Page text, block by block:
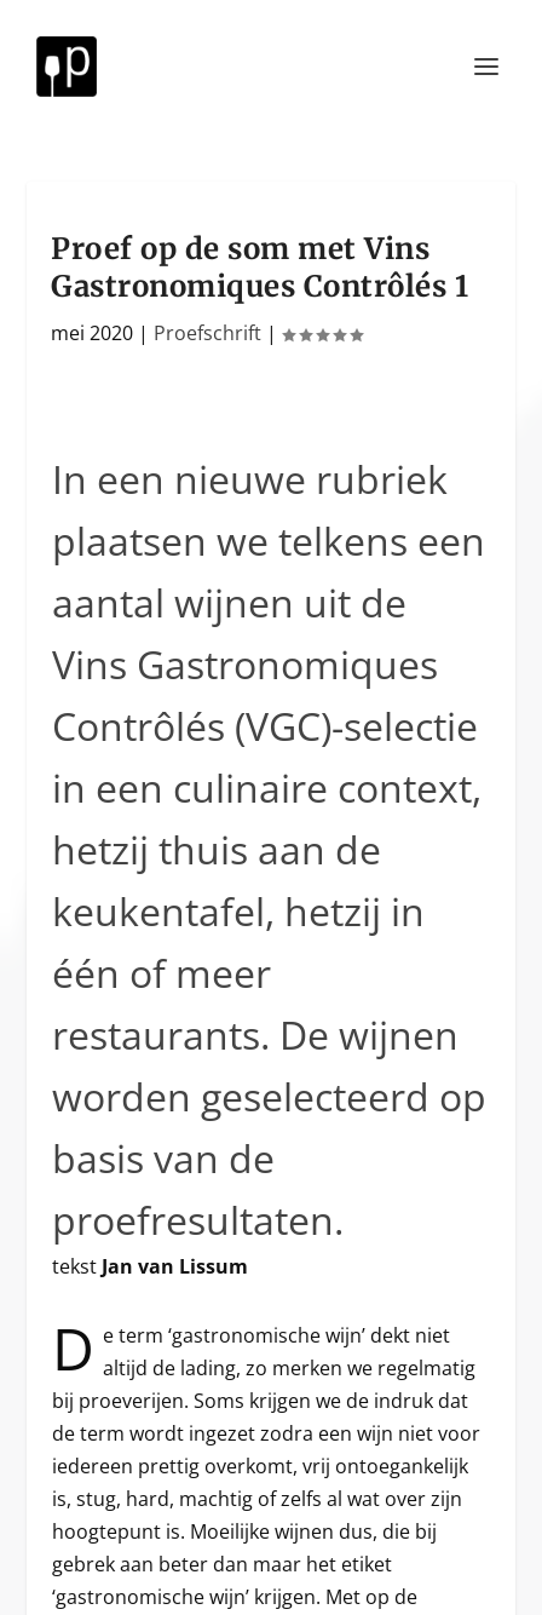
Proef op de som met Vins
Gastronomiques Contrôlés 1
mei 2020 | Proefschrift |
In een nieuwe rubriek
plaatsen we telkens een
aantal wijnen uit de
Vins Gastronomiques
Contrôlés (VGC)-selectie
in een culinaire context,
hetzij thuis aan de
keukentafel, hetzij in
één of meer
restaurants. De wijnen
worden geselecteerd op
basis van de
proefresultaten.
tekst Jan van Lissum
D e term ‘gastronomische wijn’ dekt niet
altijd de lading, zo merken we regelmatig
bij proeverijen. Soms krijgen we de indruk dat
de term wordt ingezet zodra een wijn niet voor
iedereen prettig overkomt, vrij ontoegankelijk
is, stug, hard, machtig of zelfs al wat over zijn
hoogtepunt is. Moeilijke wijnen dus, die bij
gebrek aan beter dan maar het etiket
‘gastronomische wijn’ krijgen. Met op de